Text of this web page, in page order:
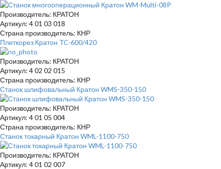
Производитель: КРАТОН
Артикул: 4 01 03 018
Страна производитель: КНР
Плиткорез Кратон TC-600/420
Производитель: КРАТОН
Артикул: 4 02 02 015
Страна производитель: КНР
Станок шлифовальный Кратон WMS-350-150
Производитель: КРАТОН
Артикул: 4 01 05 004
Страна производитель: КНР
Станок токарный Кратон WML-1100-750
Производитель: КРАТОН
Артикул: 4 01 02 007